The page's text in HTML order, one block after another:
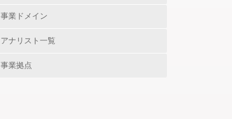
事業ドメイン
アナリスト一覧
事業拠点